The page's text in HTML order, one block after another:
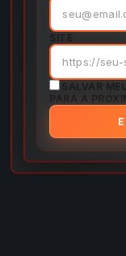
SITE
SALVAR
PARA A